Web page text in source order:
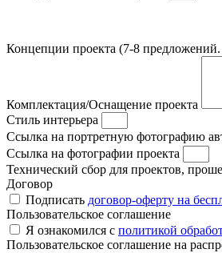
Концепции проекта (7-8 предложений.
Комплектация/Оснащение проекта
Стиль интерьера
Ссылка на портретную фотографию
Ссылка на фотографии проекта
Технический сбор для проектов,
Договор
Подписать договор-оферту на
Пользовательское соглашение
Я ознакомился с политикой
Пользовательское соглашение на